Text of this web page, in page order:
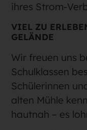
ihres Strom-
VIEL ZU
GELÄNDE
Wir freuen uns
Schulklassen
Schülerinnen
alten Mühle
hautnah – es